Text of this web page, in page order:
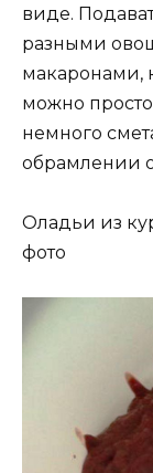
виде.
разными
макаронами,
можно
немного
обрамлении
Оладьи из
фото